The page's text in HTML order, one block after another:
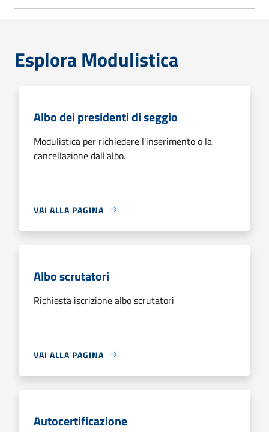
Esplora Modulistica
Albo dei presidenti di seggio
Modulistica per richiedere l'inserimento o la
cancellazione dall'albo.
VAI ALLA PAGINA
Albo scrutatori
Richiesta iscrizione albo scrutatori
VAI ALLA PAGINA
Autocertificazione